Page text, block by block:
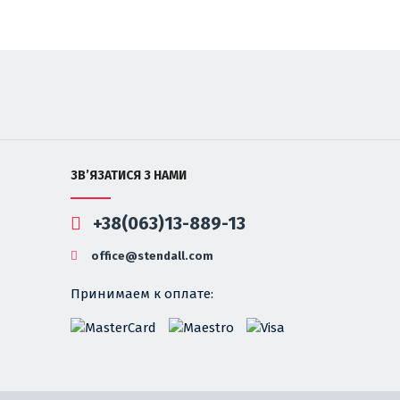
ЗВ’ЯЗАТИСЯ З НАМИ
+38(063)13-889-13
office@stendall.com
Принимаем к оплате: